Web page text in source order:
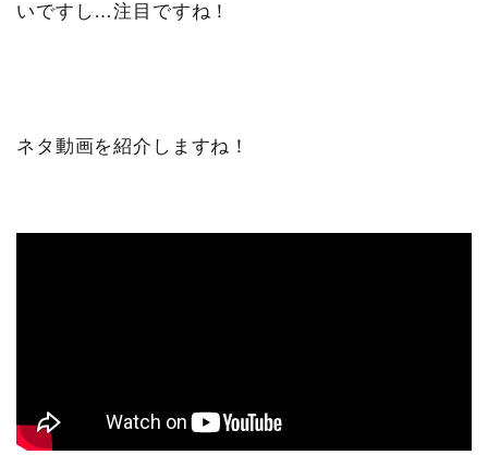
いですし…注目ですね！
ネタ動画を紹介しますね！